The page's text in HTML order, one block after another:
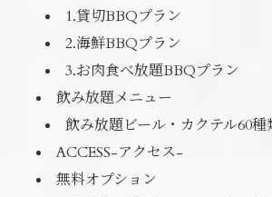
1.貸切BBQプラン
2.海鮮BBQプラン
3.お肉食べ放題BBQプラン
飲み放題メニュー
飲み放題ビール・カクテル60種
ACCESS-アクセス-
無料オプション